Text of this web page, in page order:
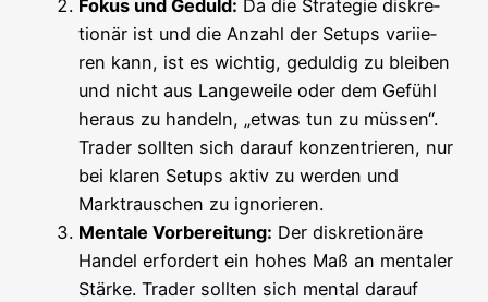
Fokus und Geduld: Da die Stra­te­gie dis­kre­
tio­när ist und die Anzahl der Set­ups vari­ie­
ren kann, ist es wich­tig, gedul­dig zu blei­ben
und nicht aus Lan­ge­wei­le oder dem Gefühl
her­aus zu han­deln, „etwas tun zu müs­sen“.
Trader soll­ten sich dar­auf kon­zen­trie­ren, nur
bei kla­ren Set­ups aktiv zu wer­den und
Markt­rau­schen zu ignorieren.
Men­ta­le Vor­be­rei­tung: Der dis­kre­tio­nä­re
Han­del erfor­dert ein hohes Maß an men­ta­ler
Stär­ke. Trader soll­ten sich men­tal dar­auf